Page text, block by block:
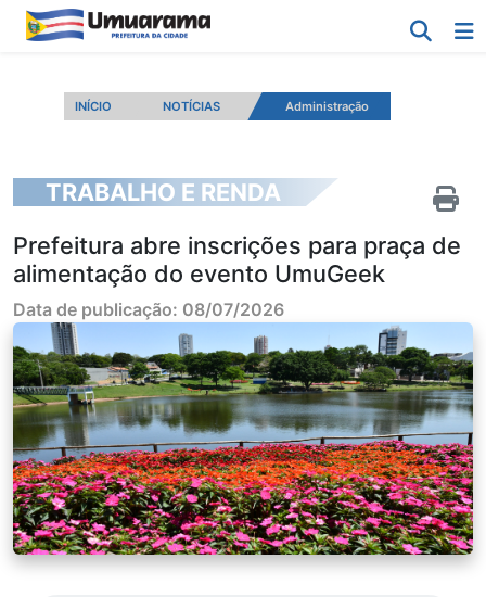
INÍCIO NOTÍCIAS Administração
TRABALHO E RENDA
Prefeitura abre inscrições para praça de
alimentação do evento UmuGeek
Data de publicação: 08/07/2026